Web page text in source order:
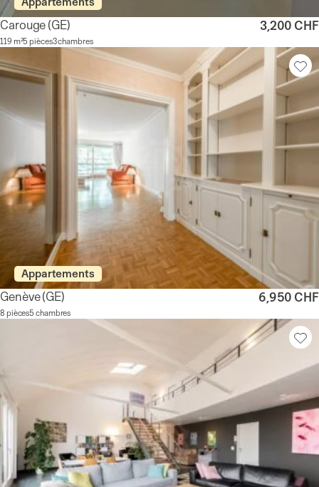
Carouge(GE)
119 m²5 pièces3 chambres
3,200 CHF
Appartements
Genève(GE)
8 pièces5 chambres
6,950 CHF